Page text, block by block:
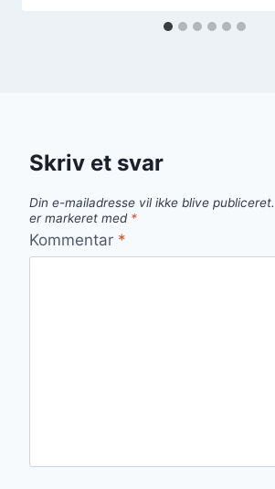
Skriv et svar
Din e-mailadresse vil ikke blive publiceret.
er markeret med *
Kommentar *